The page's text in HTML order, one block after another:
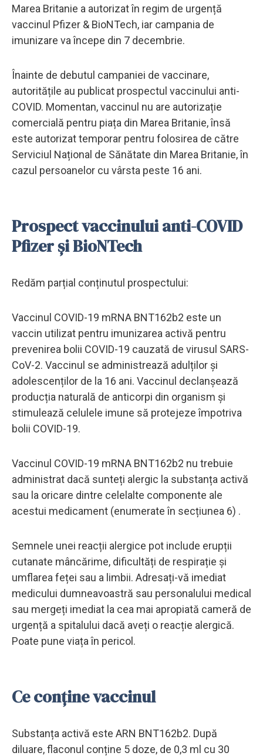
Marea Britanie a autorizat în regim de urgență
vaccinul Pfizer & BioNTech, iar campania de
imunizare va începe din 7 decembrie.
Înainte de debutul campaniei de vaccinare,
autoritățile au publicat prospectul vaccinului anti-
COVID. Momentan, vaccinul nu are autorizație
comercială pentru piața din Marea Britanie, însă
este autorizat temporar pentru folosirea de către
Serviciul Național de Sănătate din Marea Britanie, în
cazul persoanelor cu vârsta peste 16 ani.
Prospect vaccinului anti-COVID
Pfizer și BioNTech
Redăm parțial conținutul prospectului:
Vaccinul COVID-19 mRNA BNT162b2 este un
vaccin utilizat pentru imunizarea activă pentru
prevenirea bolii COVID-19 cauzată de virusul SARS-
CoV-2. Vaccinul se administrează adulților și
adolescenților de la 16 ani. Vaccinul declanșează
producția naturală de anticorpi din organism și
stimulează celulele imune să protejeze împotriva
bolii COVID-19.
Vaccinul COVID-19 mRNA BNT162b2 nu trebuie
administrat dacă sunteți alergic la substanța activă
sau la oricare dintre celelalte componente ale
acestui medicament (enumerate în secțiunea 6) .
Semnele unei reacții alergice pot include erupții
cutanate mâncărime, dificultăți de respirație și
umflarea feței sau a limbii. Adresați-vă imediat
medicului dumneavoastră sau personalului medical
sau mergeți imediat la cea mai apropiată cameră de
urgență a spitalului dacă aveți o reacție alergică.
Poate pune viața în pericol.
Ce conține vaccinul
Substanța activă este ARN BNT162b2. După
diluare, flaconul conține 5 doze, de 0,3 ml cu 30